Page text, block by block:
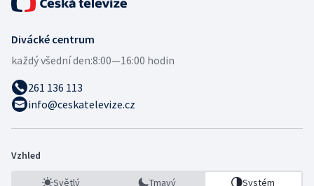
Divácké centrum
každý všední den:8:00—16:00 hodin
261 136 113
info@ceskatelevize.cz
Vzhled
Světlý Tmavý Systém